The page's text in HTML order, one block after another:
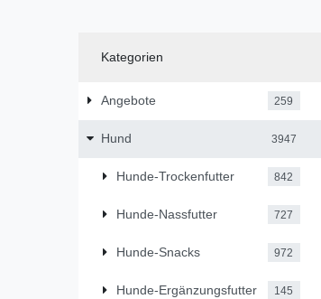
Kategorien
Angebote 259
Hund 3947
Hunde-Trockenfutter 842
Hunde-Nassfutter 727
Hunde-Snacks 972
Hunde-Ergänzungsfutter 145